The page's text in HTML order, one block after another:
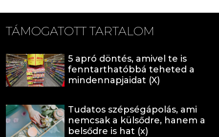
TÁMOGATOTT TARTALOM
5 apró döntés, amivel te is
fenntarthatóbbá teheted a
mindennapjaidat (X)
Tudatos szépségápolás, ami
nemcsak a külsődre, hanem a
belsődre is hat (x)